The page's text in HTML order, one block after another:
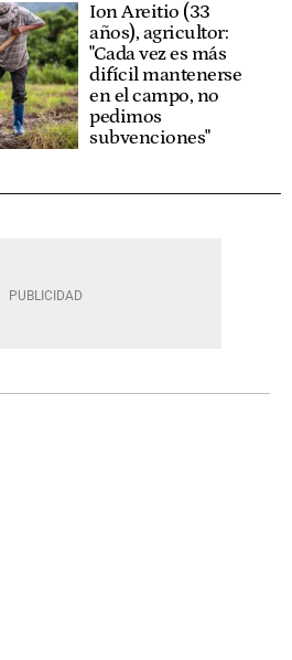
Ion Areitio (33
años), agricultor:
"Cada vez es más
difícil mantenerse
en el campo, no
pedimos
subvenciones"